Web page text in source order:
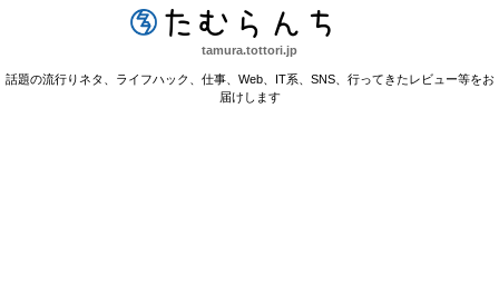
たむらんち
tamura.tottori.jp
話題の流行りネタ、ライフハック、仕事、Web、IT系、SNS、行ってきたレビュー等をお
届けします